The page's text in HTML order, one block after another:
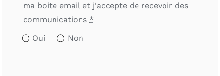
ma boite email et j'accepte de recevoir des
communications *
Oui Non